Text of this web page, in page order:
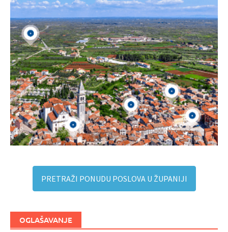
PRETRAŽI PONUDU POSLOVA U ŽUPANIJI
OGLAŠAVANJE